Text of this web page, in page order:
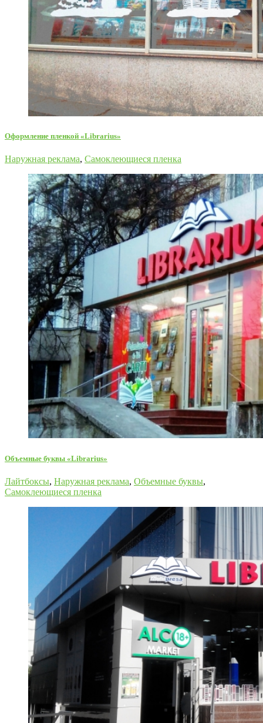
Оформление пленкой «Librarius»
Наружная реклама, Самоклеющиеся пленка
Объемные буквы «Librarius»
Лайтбоксы, Наружная реклама, Объемные буквы,
Самоклеющиеся пленка